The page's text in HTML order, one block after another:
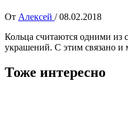
От Алексей / 08.02.2018
Кольца считаются одними из
украшений. С этим связано и
Тоже интересно